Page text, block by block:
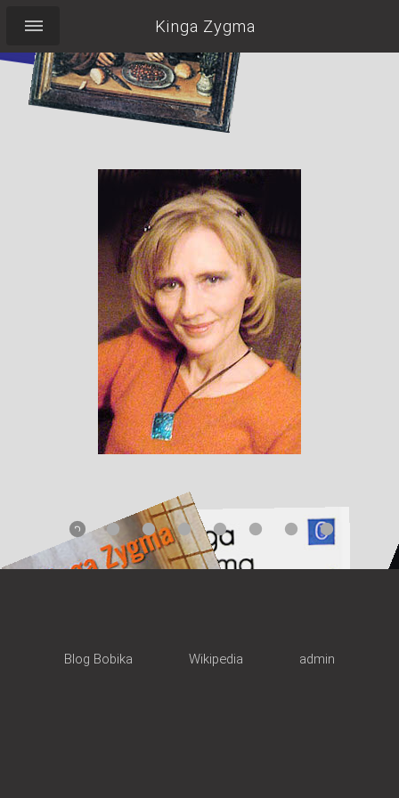
Kinga Zygma
Pocieszyć Labradorkę,
wypić herbatę,
pilnować torebki,
nie zapomnieć o
uśmiechu...
Blog Bobika Wikipedia admin